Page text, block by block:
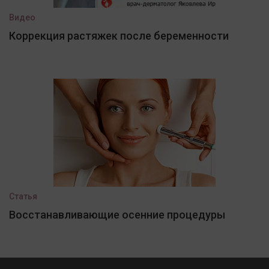
Видео
Коррекция растяжек после беременности
Статья
Восстанавливающие осенние процедуры